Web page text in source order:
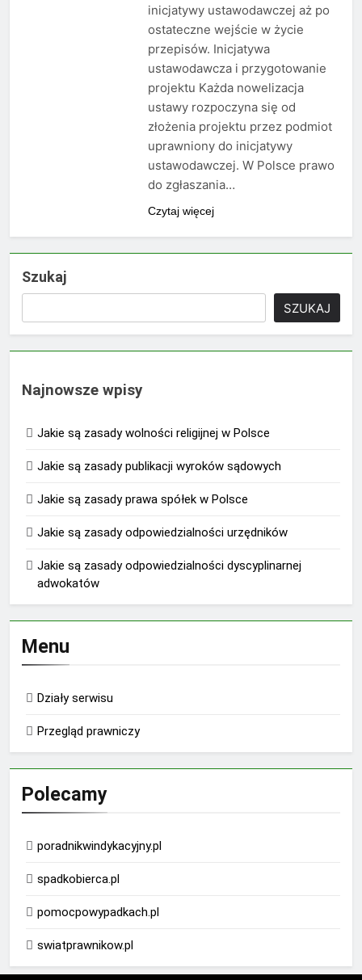
inicjatywy ustawodawczej aż po
ostateczne wejście w życie
przepisów. Inicjatywa
ustawodawcza i przygotowanie
projektu Każda nowelizacja
ustawy rozpoczyna się od
złożenia projektu przez podmiot
uprawniony do inicjatywy
ustawodawczej. W Polsce prawo
do zgłaszania…
Czytaj więcej
Szukaj
SZUKAJ
Najnowsze wpisy
Jakie są zasady wolności religijnej w Polsce
Jakie są zasady publikacji wyroków sądowych
Jakie są zasady prawa spółek w Polsce
Jakie są zasady odpowiedzialności urzędników
Jakie są zasady odpowiedzialności dyscyplinarnej
adwokatów
Menu
Działy serwisu
Przegląd prawniczy
Polecamy
poradnikwindykacyjny.pl
spadkobierca.pl
pomocpowypadkach.pl
swiatprawnikow.pl